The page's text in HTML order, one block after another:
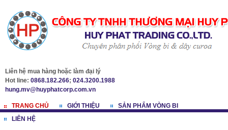
Liên hệ mua hàng hoặc làm đại lý
Hot line: 0868.182.266; 024.3200.1988
hung.mv@huyphatcorp.com.vn
TRANG CHỦ GIỚI THIỆU
SẢN PHẨM VÒNG BI
LIÊN HỆ